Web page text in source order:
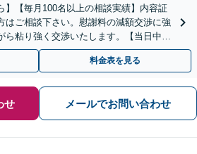
】【毎月100名以上の相談実績】内容証
はご相談下さい。慰謝料の減額交渉に強
ら粘り強く交渉いたします。【当日中の
全域対応】
料金表を見る
せ メールでお問い合わせ